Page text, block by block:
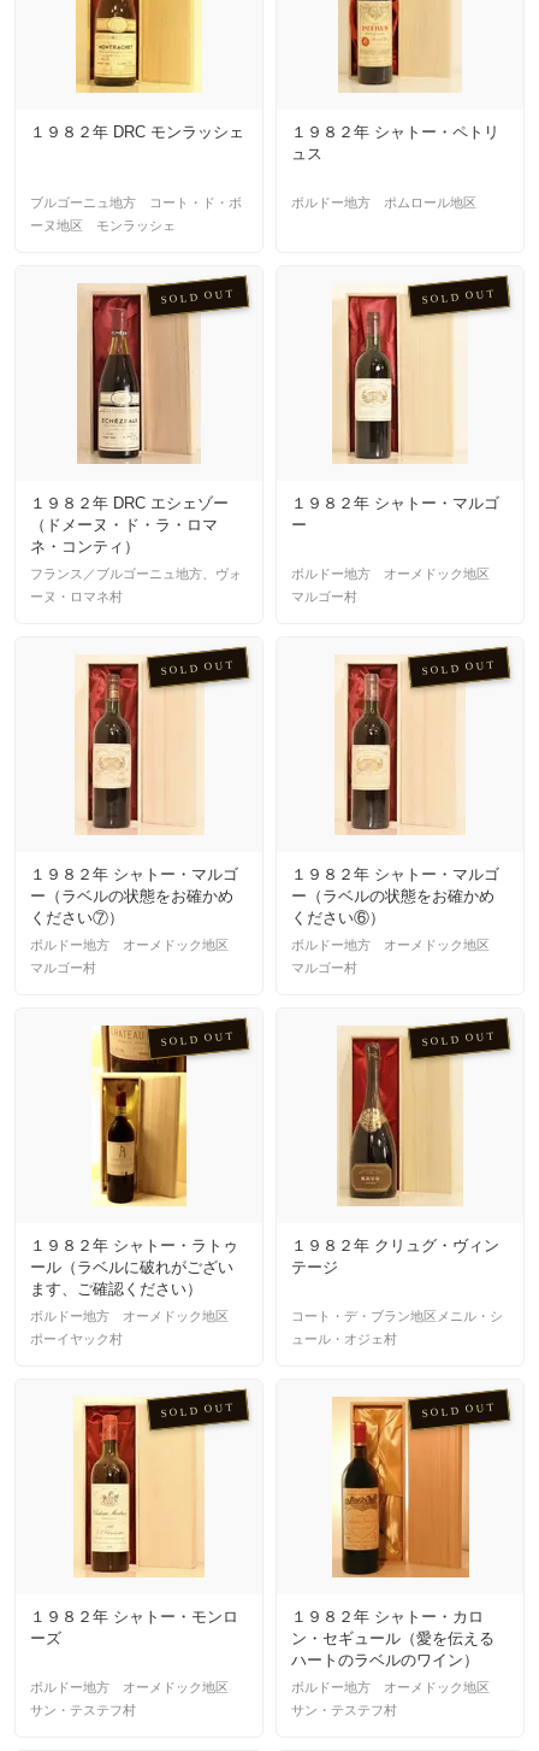
１９８２年 DRC モンラッシェ
ブルゴーニュ地方 コート・ド・ボ
ーヌ地区 モンラッシェ
１９８２年 シャトー・ペトリ
ュス
ボルドー地方 ポムロール地区
SOLD OUT
１９８２年 DRC エシェゾー
（ドメーヌ・ド・ラ・ロマ
ネ・コンティ）
フランス／ブルゴーニュ地方、ヴォ
ーヌ・ロマネ村
SOLD OUT
１９８２年 シャトー・マルゴ
ー
ボルドー地方 オーメドック地区
マルゴー村
SOLD OUT
１９８２年 シャトー・マルゴ
ー（ラベルの状態をお確かめ
ください⑦）
ボルドー地方 オーメドック地区
マルゴー村
SOLD OUT
１９８２年 シャトー・マルゴ
ー（ラベルの状態をお確かめ
ください⑥）
ボルドー地方 オーメドック地区
マルゴー村
SOLD OUT
１９８２年 シャトー・ラトゥ
ール（ラベルに破れがござい
ます、ご確認ください）
ボルドー地方 オーメドック地区
ポーイヤック村
SOLD OUT
１９８２年 クリュグ・ヴィン
テージ
コート・デ・ブラン地区メニル・シ
ュール・オジェ村
SOLD OUT
１９８２年 シャトー・モンロ
ーズ
ボルドー地方 オーメドック地区
サン・テステフ村
SOLD OUT
１９８２年 シャトー・カロ
ン・セギュール（愛を伝える
ハートのラベルのワイン）
ボルドー地方 オーメドック地区
サン・テステフ村